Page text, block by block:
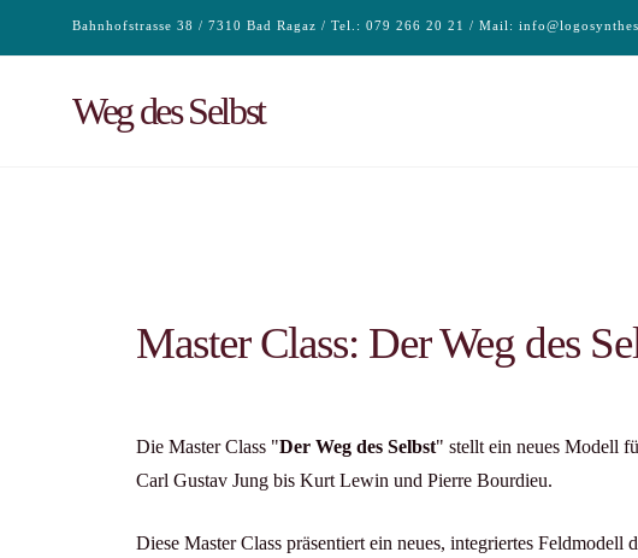
Bahnhofstrasse 38 / 7310 Bad Ragaz / Tel.: 079 266 20 21 / Mail:
Weg des Selbst
Master Class: Der Weg des
Die Master Class "Der Weg des Selbst" stellt ein neues Modell
Carl Gustav Jung bis Kurt Lewin und Pierre Bourdieu.
Diese Master Class präsentiert ein neues, integriertes